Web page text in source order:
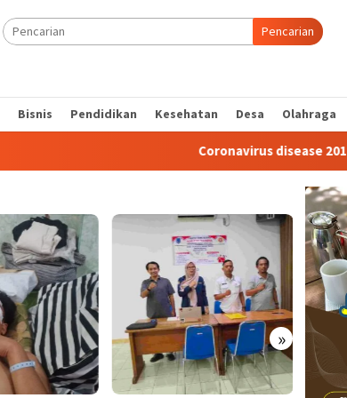
Pencarian
Bisnis Pendidikan Kesehatan Desa Olahraga
Coronavirus disease 2019
»
Jadi
157